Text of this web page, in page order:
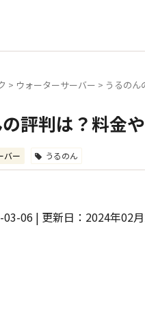
> ウォーターサーバー > うるのん
評判は？料金
バー うるのん
06 | 更新日：2024年02